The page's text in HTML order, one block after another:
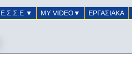
Ε.Σ.Σ.Ε ▼ ΜΥ VIDEO▼ ΕΡΓΑΣΙΑΚΑ